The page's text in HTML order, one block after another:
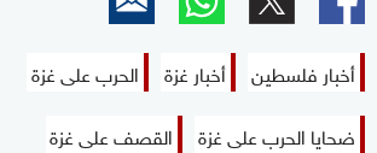
أخبار فلسطين أخبار غزة
الحرب على غزة
ضحايا الحرب على غزة
القصف على غزة